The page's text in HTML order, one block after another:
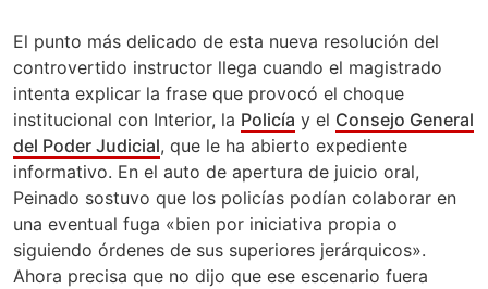
El punto más delicado de esta nueva resolución del
controvertido instructor llega cuando el magistrado
intenta explicar la frase que provocó el choque
institucional con Interior, la Policía y el Consejo General
del Poder Judicial, que le ha abierto expediente
informativo. En el auto de apertura de juicio oral,
Peinado sostuvo que los policías podían colaborar en
una eventual fuga «bien por iniciativa propia o
siguiendo órdenes de sus superiores jerárquicos».
Ahora precisa que no dijo que ese escenario fuera